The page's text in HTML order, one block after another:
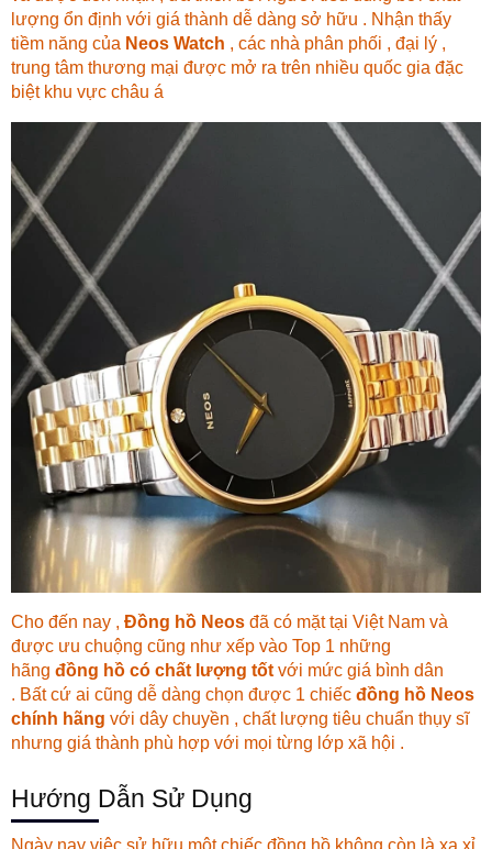
lượng ổn định với giá thành dễ dàng sở hữu . Nhận thấy
tiềm năng của Neos Watch , các nhà phân phối , đại lý ,
trung tâm thương mại được mở ra trên nhiều quốc gia đặc
biệt khu vực châu á
Cho đến nay , Đồng hồ Neos đã có mặt tại Việt Nam và
được ưu chuộng cũng như xếp vào Top 1 những
hãng đồng hồ có chất lượng tốtvới mức giá bình dân
. Bất cứ ai cũng dễ dàng chọn được 1 chiếc đồng hồ Neos
chính hãng với dây chuyền , chất lượng tiêu chuẩn thụy sĩ
nhưng giá thành phù hợp với mọi từng lớp xã hội .
Hướng Dẫn Sử Dụng